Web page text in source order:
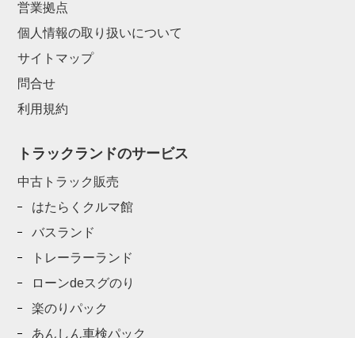
営業拠点
個人情報の取り扱いについて
サイトマップ
問合せ
利用規約
トラックランドのサービス
中古トラック販売
はたらくクルマ館
バスランド
トレーラーランド
ローンdeスグのり
楽のりパック
あんしん車検パック